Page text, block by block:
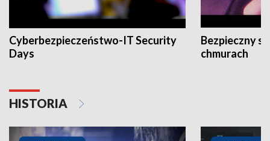
Cyberbezpieczeństwo-IT Security
Days
Bezpieczny
chmurach
HISTORIA